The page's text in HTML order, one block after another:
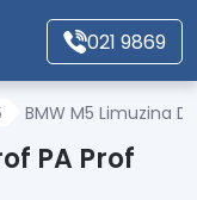
021 9869
BMW M5 Limuzina
PA Prof